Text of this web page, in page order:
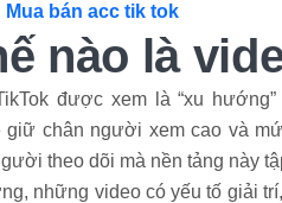
Mua bán acc tik tok
nào là
được xem là “xu
giữ chân người xem cao và
theo dõi mà nền tảng này
những video có yếu tố giải